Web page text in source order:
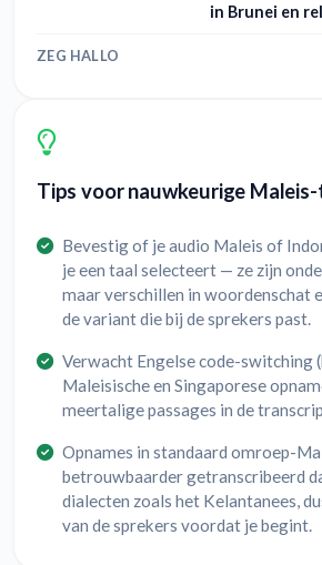
in Brunei en
ZEG HALLO
Tips voor nauwkeurige
Bevestig of je audio Maleis of
je een taal selecteert — ze zijn
maar verschillen in woordenschat
de variant die bij de sprekers past.
Verwacht Engelse code-switching
Maleisische en Singaporese
meertalige passages in de
Opnames in standaard omroep-
betrouwbaarder getranscribeerd
dialecten zoals het Kelantanees,
van de sprekers voordat je begint.